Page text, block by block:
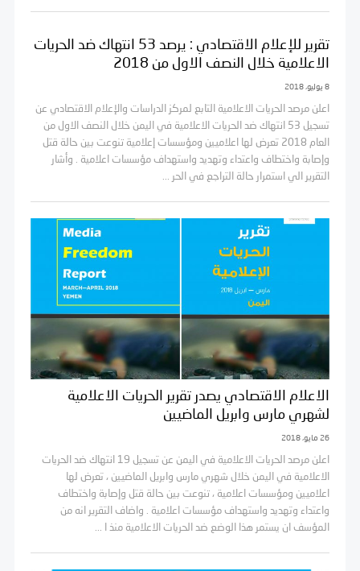
تقرير للإعلام الاقتصادي : يرصد 53 انتهاك ضد الحريات
الاعلامية خلال النصف الاول من 2018
8 يوليو، 2018
اعلن مرصد الحريات الاعلامية التابع لمركز الدراسات والإعلام الاقتصادي عن
تسجيل 53 انتهاك ضد الحريات الاعلامية في اليمن خلال النصف الاول من
العام 2018 تعرض لها اعلاميين ومؤسسات إعلامية تنوعت بين حالة قتل
وإصابة واختطاف واعتداء وتهديد واستهداف مؤسسات اعلامية . وأشار
التقرير الي استمرار حالة التراجع في الحر ...
الاعلام الاقتصادي يصدر تقرير الحريات الاعلامية
لشهري مارس وابريل الماضيين
26 مايو، 2018
اعلن مرصد الحريات الاعلامية في اليمن عن تسجيل 19 انتهاك ضد الحريات
الاعلامية في اليمن خلال شهري مارس وابريل الماضيين ، تعرض لها
اعلاميين ومؤسسات اعلامية ، تنوعت بين حالة قتل وإصابة واختطاف
واعتداء وتهديد واستهداف مؤسسات اعلامية . واضاف التقرير انه من
المؤسف ان يستمر هذا الوضع ضد الحريات الاعلامية منذ ا ...